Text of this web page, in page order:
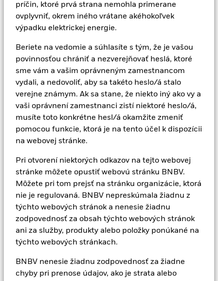
príčin, ktoré prvá strana nemohla primerane
ovplyvniť, okrem iného vrátane akéhokoľvek
výpadku elektrickej energie.
Beriete na vedomie a súhlasíte s tým, že je vašou
povinnosťou chrániť a nezverejňovať heslá, ktoré
sme vám a vašim oprávneným zamestnancom
vydali, a nedovoliť, aby sa takéto heslo/á stalo
verejne známym. Ak sa stane, že niekto iný ako vy a
vaši oprávnení zamestnanci zistí niektoré heslo/á,
musíte toto konkrétne hesl/á okamžite zmeniť
pomocou funkcie, ktorá je na tento účel k dispozícii
na webovej stránke.
Pri otvorení niektorých odkazov na tejto webovej
stránke môžete opustiť webovú stránku BNBV.
Môžete pri tom prejsť na stránku organizácie, ktorá
nie je regulovaná. BNBV nepreskúmala žiadnu z
týchto webových stránok a nenesie žiadnu
zodpovednosť za obsah týchto webových stránok
ani za služby, produkty alebo položky ponúkané na
týchto webových stránkach.
BNBV nenesie žiadnu zodpovednosť za žiadne
chyby pri prenose údajov, ako je strata alebo
úplne eliminovať.
Upozornenie na riziká: Diverzifikácia a alokácia aktív
vás nemusia úplne ochrániť pred trhovými rizikami.
Často kladené otázky
Čo robí BlackRock?
V BlackRock pomáhame našim klientom, ktorí
slúžia ľuďom, šetriť na dôchodok, platiť za
vzdelanie svojich detí, kupovať domy a zakladať
podniky. Ako správca a správca aktív, BlackRock
spravuje investície v mene našich klientov po
celom svete.
Kedy bol BlackRock založený?